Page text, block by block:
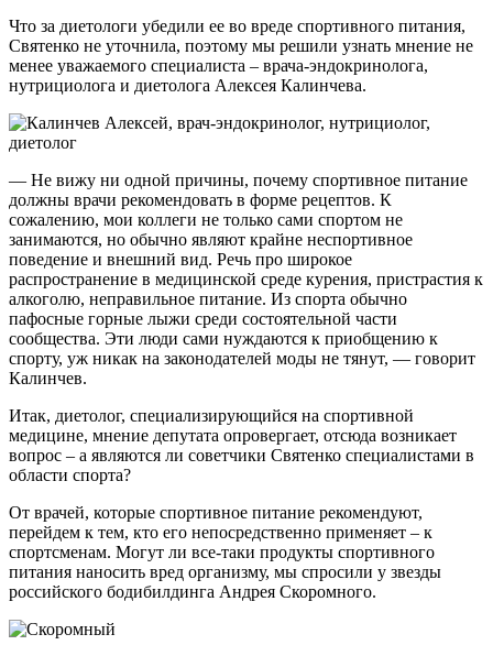
Что за диетологи убедили ее во вреде спортивного питания,
Святенко не уточнила, поэтому мы решили узнать мнение не
менее уважаемого специалиста – врача-эндокринолога,
нутрициолога и диетолога Алексея Калинчева.
— Не вижу ни одной причины, почему спортивное питание
должны врачи рекомендовать в форме рецептов. К
сожалению, мои коллеги не только сами спортом не
занимаются, но обычно являют крайне неспортивное
поведение и внешний вид. Речь про широкое
распространение в медицинской среде курения, пристрастия к
алкоголю, неправильное питание. Из спорта обычно
пафосные горные лыжи среди состоятельной части
сообщества. Эти люди сами нуждаются к приобщению к
спорту, уж никак на законодателей моды не тянут, — говорит
Калинчев.
Итак, диетолог, специализирующийся на спортивной
медицине, мнение депутата опровергает, отсюда возникает
вопрос – а являются ли советчики Святенко специалистами в
области спорта?
От врачей, которые спортивное питание рекомендуют,
перейдем к тем, кто его непосредственно применяет – к
спортсменам. Могут ли все-таки продукты спортивного
питания наносить вред организму, мы спросили у звезды
российского бодибилдинга Андрея Скоромного.